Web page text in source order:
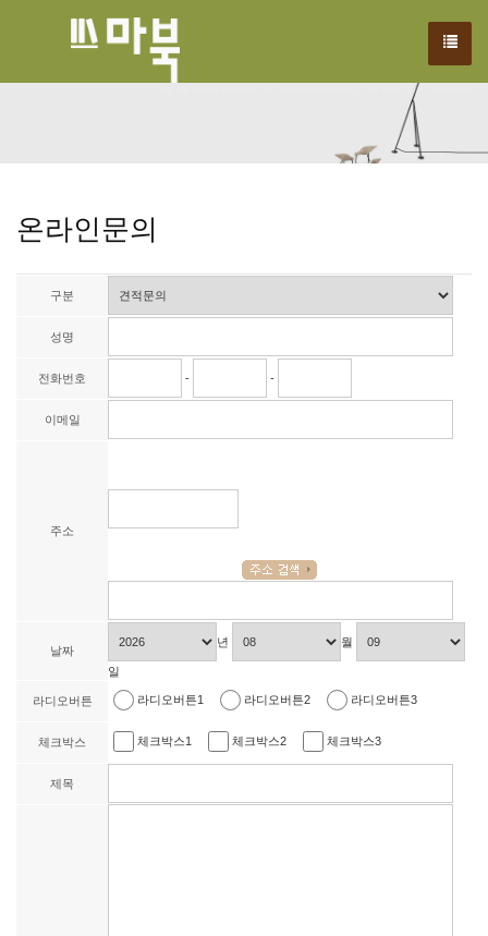
Far far away,behind the word mountains, far from the countries
온라인문의
구분
성명
전화번호 - -
이메일
주소
날짜
년 월
일
라디오버튼 라디오버튼1 라디오버튼2 라디오버튼3
체크박스 체크박스1 체크박스2 체크박스3
제목